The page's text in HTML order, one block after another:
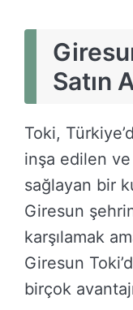
Satın
Toki,
inşa edilen
sağlayan bir
Giresun
karşılamak
Giresun
birçok